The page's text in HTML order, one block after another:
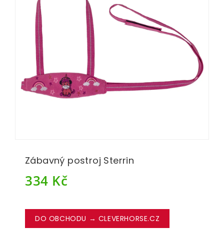
Zábavný postroj Sterrin
334 Kč
DO OBCHODU → CLEVERHORSE.CZ